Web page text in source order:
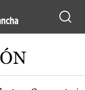
Castilla-La